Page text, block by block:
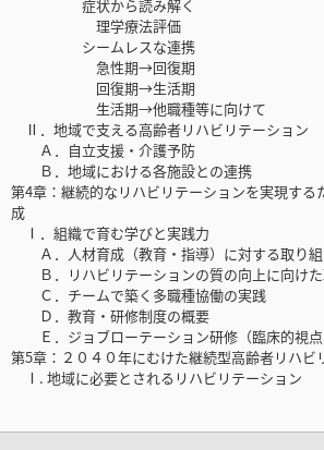
症状から読み解く
理学療法評価
シームレスな連携
急性期→回復期
回復期→生活期
生活期→他職種等に向けて
Ⅱ．地域で支える高齢者リハビリテーション
Ａ．自立支援・介護予防
Ｂ．地域における各施設との連携
第4章：継続的なリハビリテーションを実現する
成
Ⅰ．組織で育む学びと実践力
Ａ．人材育成（教育・指導）に対する取り
Ｂ．リハビリテーションの質の向上に向け
Ｃ．チームで築く多職種協働の実践
Ｄ．教育・研修制度の概要
Ｅ．ジョブローテーション研修（臨床的視点
第5章：２０４０年にむけた継続型高齢者リハビ
Ⅰ. 地域に必要とされるリハビリテーション